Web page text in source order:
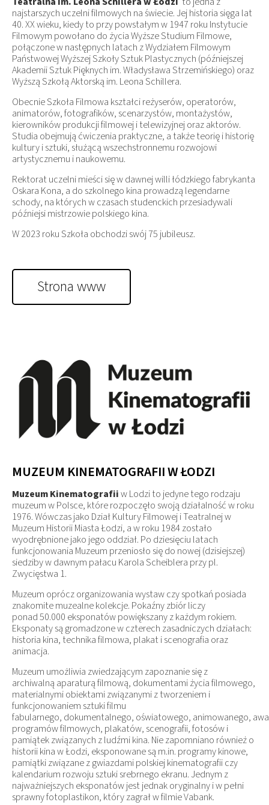
najstarszych uczelni filmowych na świecie. Jej historia sięga lat
40. XX wieku, kiedy to przy powstałym w 1947 roku Instytucie
Filmowym powołano do życia Wyższe Studium Filmowe,
połączone w następnych latach z Wydziałem Filmowym
Państwowej Wyższej Szkoły Sztuk Plastycznych (późniejszej
Akademii Sztuk Pięknych im. Władysława Strzemińskiego) oraz
Wyższą Szkołą Aktorską im. Leona Schillera.
Obecnie Szkoła Filmowa kształci reżyserów, operatorów,
animatorów, fotografików, scenarzystów, montażystów,
kierowników produkcji filmowej i telewizyjnej oraz aktorów.
Studia obejmują ćwiczenia praktyczne, a także teorię i historię
kultury i sztuki, służącą wszechstronnemu rozwojowi
artystycznemu i naukowemu.
Rektorat uczelni mieści się w dawnej willi łódzkiego fabrykanta
Oskara Kona, a do szkolnego kina prowadzą legendarne
schody, na których w czasach studenckich przesiadywali
późniejsi mistrzowie polskiego kina.
W 2023 roku Szkoła obchodzi swój 75 jubileusz.
Strona www
MUZEUM KINEMATOGRAFII W ŁODZI
Muzeum Kinematografiiw Lodzi to jedyne tego rodzaju
muzeum w Polsce, które rozpoczęło swoją działalność w roku
1976. Wówczas jako Dział Kultury Filmowej i Teatralnej w
Muzeum Historii Miasta Łodzi, a w roku 1984 zostało
wyodrębnione jako jego oddział. Po dziesięciu latach
funkcjonowania Muzeum przeniosło się do nowej (dzisiejszej)
siedziby w dawnym pałacu Karola Scheiblera przy pl.
Zwycięstwa 1.
Muzeum oprócz organizowania wystaw czy spotkań posiada
znakomite muzealne kolekcje. Pokaźny zbiór liczy
ponad 50.000 eksponatów powiększany z każdym rokiem.
Eksponaty są gromadzone w czterech zasadniczych działach:
historia kina, technika filmowa, plakat i scenografia oraz
animacja.
Muzeum umożliwia zwiedzającym zapoznanie się z
archiwalną aparaturą filmową, dokumentami życia filmowego,
materialnymi obiektami związanymi z tworzeniem i
funkcjonowaniem sztuki filmu
fabularnego, dokumentalnego, oświatowego, animowanego,
programów filmowych, plakatów, scenografii, fotosów i
pamiątek związanych z ludźmi kina. Nie zapomniano również o
historii kina w Łodzi, eksponowane są m.in. programy kinowe,
pamiątki związane z gwiazdami polskiej kinematografii czy
kalendarium rozwoju sztuki srebrnego ekranu. Jednym z
najważniejszych eksponatów jest jednak oryginalny i w pełni
sprawny fotoplastikon, który zagrał w filmie Vabank.